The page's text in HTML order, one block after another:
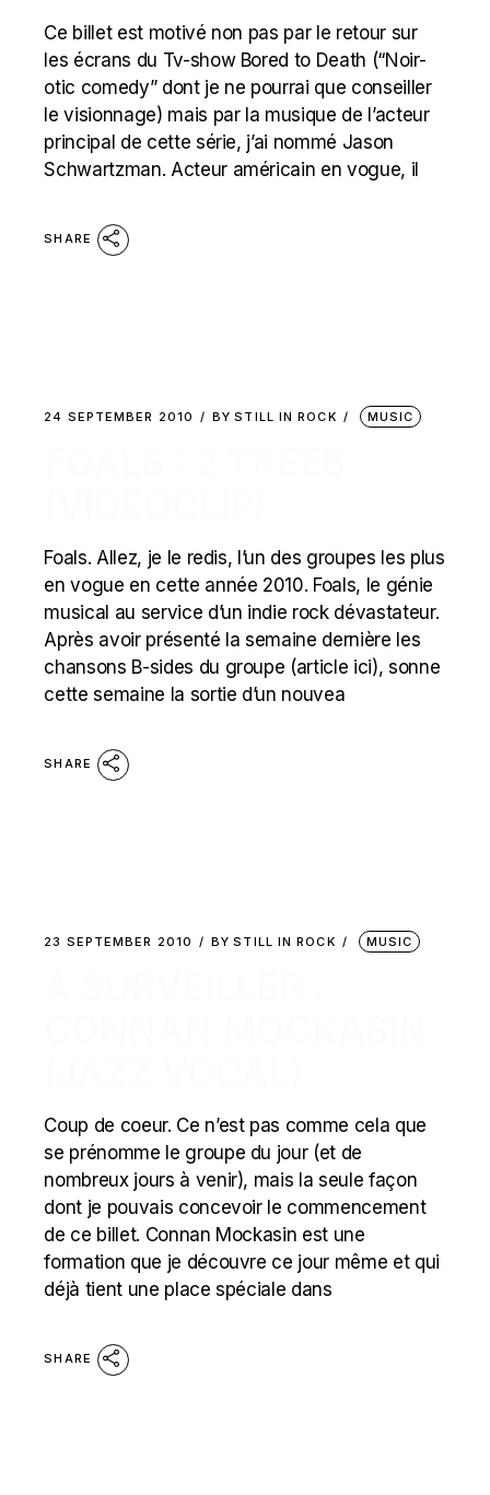
Ce billet est motivé non pas par le retour sur
les écrans du Tv-show Bored to Death (“Noir-
otic comedy” dont je ne pourrai que conseiller
le visionnage) mais par la musique de l’acteur
principal de cette série, j’ai nommé Jason
Schwartzman. Acteur américain en vogue, il
SHARE
24 SEPTEMBER 2010 BY STILL IN ROCK MUSIC
Foals. Allez, je le redis, l’un des groupes les plus
en vogue en cette année 2010. Foals, le génie
musical au service d’un indie rock dévastateur.
Après avoir présenté la semaine dernière les
chansons B-sides du groupe (article ici), sonne
cette semaine la sortie d’un nouvea
SHARE
23 SEPTEMBER 2010 BY STILL IN ROCK MUSIC
Coup de coeur. Ce n’est pas comme cela que
se prénomme le groupe du jour (et de
nombreux jours à venir), mais la seule façon
dont je pouvais concevoir le commencement
de ce billet. Connan Mockasin est une
formation que je découvre ce jour même et qui
déjà tient une place spéciale dans
SHARE